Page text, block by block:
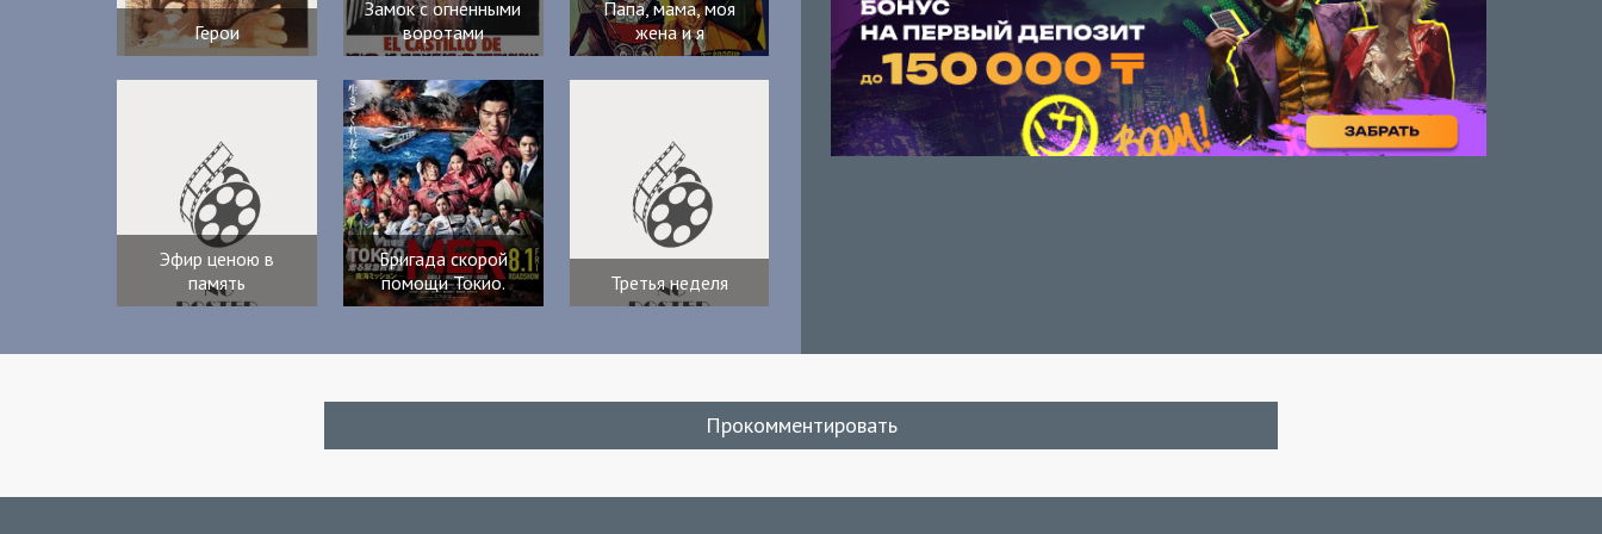
Герои
Замок с огненными
воротами
Папа, мама, моя
жена и я
Эфир ценою в
память
Бригада скорой
помощи Токио.
Третья неделя
Прокомментировать